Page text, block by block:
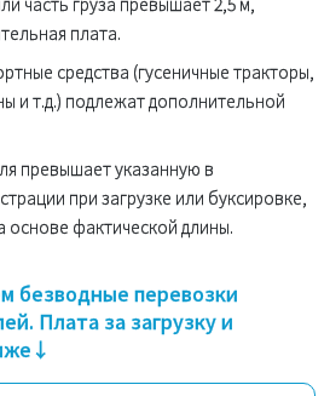
плата.
средства (гусеничные тракторы,
и т.д.) подлежат дополнительной
превышает указанную в
при загрузке или буксировке,
основе фактической длины.
безводные перевозки
Плата за загрузку и